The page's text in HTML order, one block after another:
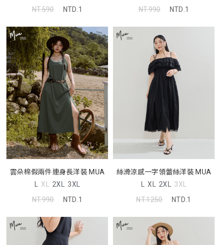
NT.590
NTD.1
NT.990
NTD.1
雲朵棉假兩件連身長洋裝 MUA
L XL 2XL 3XL
NT.990
NTD.1
絲滑涼感一字領蕾絲洋裝 MUA
L XL 2XL 3XL
NT.1250
NTD.1